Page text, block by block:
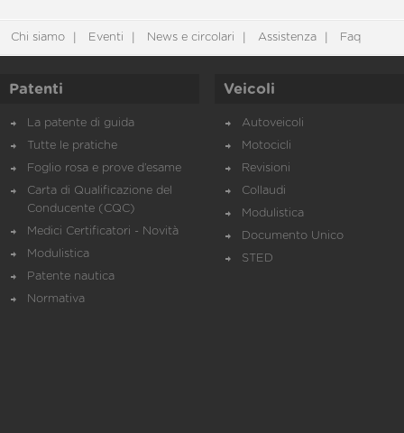
Chi siamo Eventi News e circolari Assistenza Faq
Patenti
La patente di guida
Tutte le pratiche
Foglio rosa e prove d’esame
Carta di Qualificazione del
Conducente (CQC)
Medici Certificatori - Novità
Modulistica
Patente nautica
Normativa
Veicoli
Autoveicoli
Motocicli
Revisioni
Collaudi
Modulistica
Documento Unico
STED